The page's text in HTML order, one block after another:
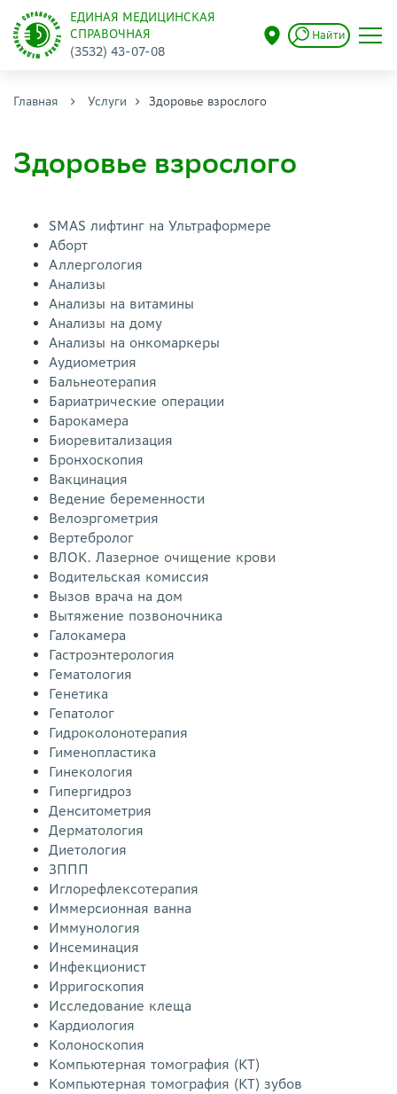
ЕДИНАЯ МЕДИЦИНСКАЯ
СПРАВОЧНАЯ
(3532) 43-07-08
Найти
Главная Услуги Здоровье взрослого
Здоровье взрослого
SMAS лифтинг на Ультраформере
Аборт
Аллергология
Анализы
Анализы на витамины
Анализы на дому
Анализы на онкомаркеры
Аудиометрия
Бальнеотерапия
Бариатрические операции
Барокамера
Биоревитализация
Бронхоскопия
Вакцинация
Ведение беременности
Велоэргометрия
Вертебролог
ВЛОК. Лазерное очищение крови
Водительская комиссия
Вызов врача на дом
Вытяжение позвоночника
Галокамера
Гастроэнтерология
Гематология
Генетика
Гепатолог
Гидроколонотерапия
Гименопластика
Гинекология
Гипергидроз
Денситометрия
Дерматология
Диетология
ЗППП
Иглорефлексотерапия
Иммерсионная ванна
Иммунология
Инсеминация
Инфекционист
Ирригоскопия
Исследование клеща
Кардиология
Колоноскопия
Компьютерная томография (КТ)
Компьютерная томография (КТ) зубов